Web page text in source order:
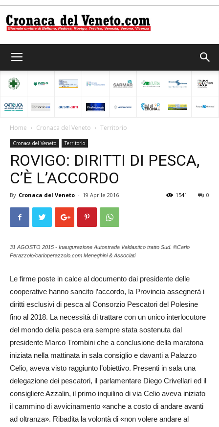
del
Home Cronaca del Veneto Territorio
Cronaca del Veneto Territorio
ROVIGO: DIRITTI DI PESCA,
C’È L’ACCORDO
By Cronaca del Veneto - 19 Aprile 2016 0
1541
31 AGOSTO 2015 - Inaugurazione Autostrada Valdastico tratto Sud. ©Carlo
Perazzolo/carloperazzolo.com Meneghini & Associati
Le firme poste in calce al documento dai presidente delle
cooperative hanno sancito l’accordo, la Provincia assegnerà i
diritti esclusivi di pesca al Consorzio Pescatori del Polesine
fino al 2018. La necessità di trattare con un unico interlocutore
del mondo della pesca era sempre stata sostenuta dal
presidente Marco Trombini che a conclusione della maratona
iniziata nella mattinata in sala consiglio e davanti a Palazzo
Celio, aveva visto raggiunto l’obiettivo. Presenti in sala una
delegazione dei pescatori, il parlamentare Diego Crivellari ed il
consigliere Azzalin, il primo inquilino di via Celio aveva iniziato
il cammino di avvicinamento «anche a costo di andare avanti
ad oltranza». Ribadita la volontà di «non volere andare al